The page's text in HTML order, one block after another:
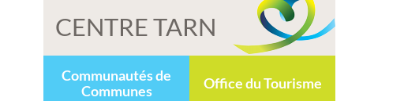
CENTRE TARN
Communautés de
Communes
Office du Tourisme